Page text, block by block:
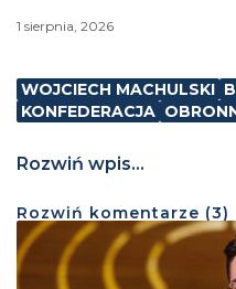
1 sierpnia, 2026
WOJCIECH MACHULSKI
KONFEDERACJA
Rozwiń wpis...
Rozwiń komentarze (3)